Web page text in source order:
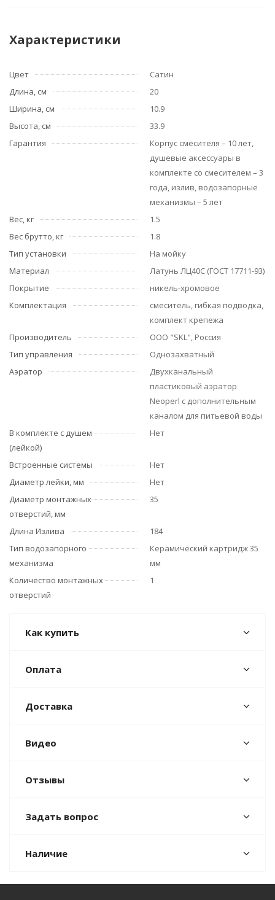
Характеристики
Цвет
Сатин
Длина, см
20
Ширина, см
10.9
Высота, см
33.9
Гарантия
Корпус смесителя – 10 лет,
душевые аксессуары в
комплекте со смесителем – 3
года, излив, водозапорные
механизмы – 5 лет
Вес, кг
1.5
Вес брутто, кг
1.8
Тип установки
На мойку
Материал
Латунь ЛЦ40C (ГОСТ 17711-93)
Покрытие
никель-хромовое
Комплектация
смеситель, гибкая подводка,
комплект крепежа
Производитель
ООО "SKL", Россия
Тип управления
Однозахватный
Аэратор
Двухканальный
пластиковый аэратор
Neoperl с дополнительным
каналом для питьевой воды
В комплекте с душем
(лейкой)
Нет
Встроенные системы
Нет
Диаметр лейки, мм
Нет
Диаметр монтажных
отверстий, мм
35
Длина Излива
184
Тип водозапорного
механизма
Керамический картридж 35
мм
Количество монтажных
отверстий
1
Как купить
Оплата
Доставка
Видео
Отзывы
Задать вопрос
Наличие